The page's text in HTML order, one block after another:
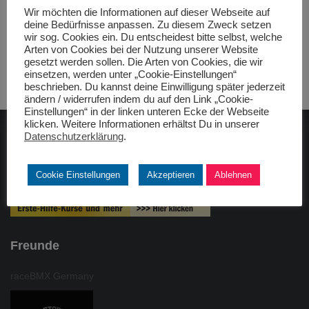
Vereinsführung Nach der Entlastung Weiterlesen
VonMAC Königsbrunn , vor5 Monaten
ADAC gelbhilft
Freunde
Wir möchten die Informationen auf dieser Webseite auf
deine Bedürfnisse anpassen. Zu diesem Zweck setzen
wir sog. Cookies ein. Du entscheidest bitte selbst, welche
Arten von Cookies bei der Nutzung unserer Website
gesetzt werden sollen. Die Arten von Cookies, die wir
einsetzen, werden unter „Cookie-Einstellungen“
beschrieben. Du kannst deine Einwilligung später jederzeit
ändern / widerrufen indem du auf den Link „Cookie-
Einstellungen“ in der linken unteren Ecke der Webseite
klicken. Weitere Informationen erhältst Du in unserer
Datenschutzerklärung.
Cookie Einstellungen Akzeptieren Ablehnen